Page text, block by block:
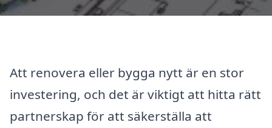
Att renovera eller bygga nytt är en stor
investering, och det är viktigt att hitta rätt
partnerskap för att säkerställa att